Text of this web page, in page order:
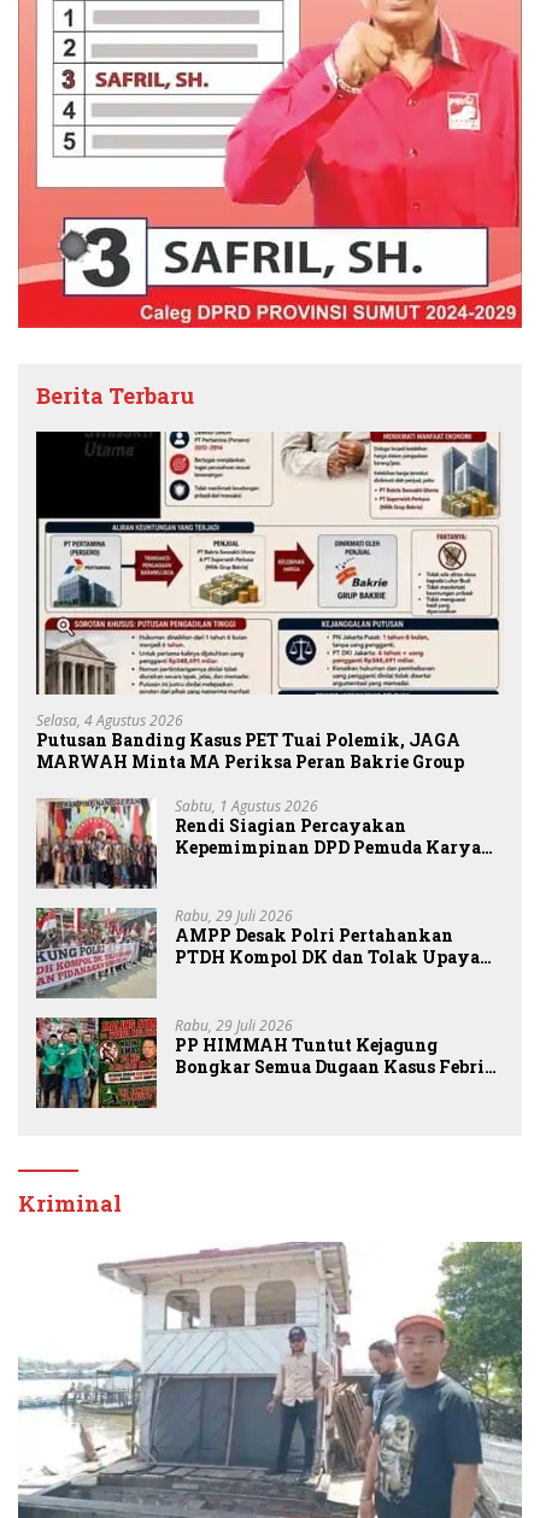
Berita Terbaru
Selasa, 4 Agustus 2026
Putusan Banding Kasus PET Tuai Polemik, JAGA
MARWAH Minta MA Periksa Peran Bakrie Group
Sabtu, 1 Agustus 2026
Rendi Siagian Percayakan
Kepemimpinan DPD Pemuda Karya
Rabu, 29 Juli 2026
AMPP Desak Polri Pertahankan
PTDH Kompol DK dan Tolak Upaya
Rabu, 29 Juli 2026
PP HIMMAH Tuntut Kejagung
Bongkar Semua Dugaan Kasus Febrie
Kriminal